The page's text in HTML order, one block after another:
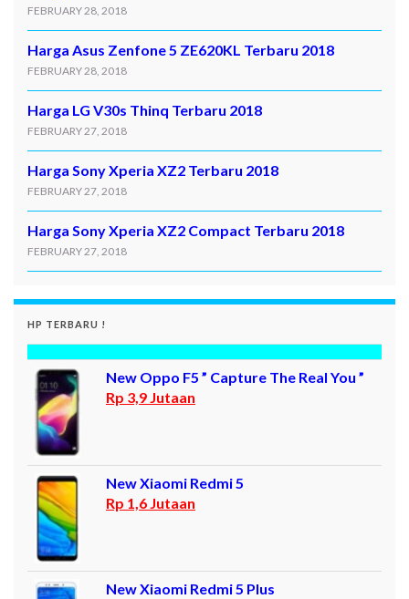
FEBRUARY 28, 2018
Harga Asus Zenfone 5 ZE620KL Terbaru 2018
FEBRUARY 28, 2018
Harga LG V30s Thinq Terbaru 2018
FEBRUARY 27, 2018
Harga Sony Xperia XZ2 Terbaru 2018
FEBRUARY 27, 2018
Harga Sony Xperia XZ2 Compact Terbaru 2018
FEBRUARY 27, 2018
HP TERBARU !
New Oppo F5 ” Capture The Real You ”
Rp 3,9 Jutaan
New Xiaomi Redmi 5
Rp 1,6 Jutaan
New Xiaomi Redmi 5 Plus